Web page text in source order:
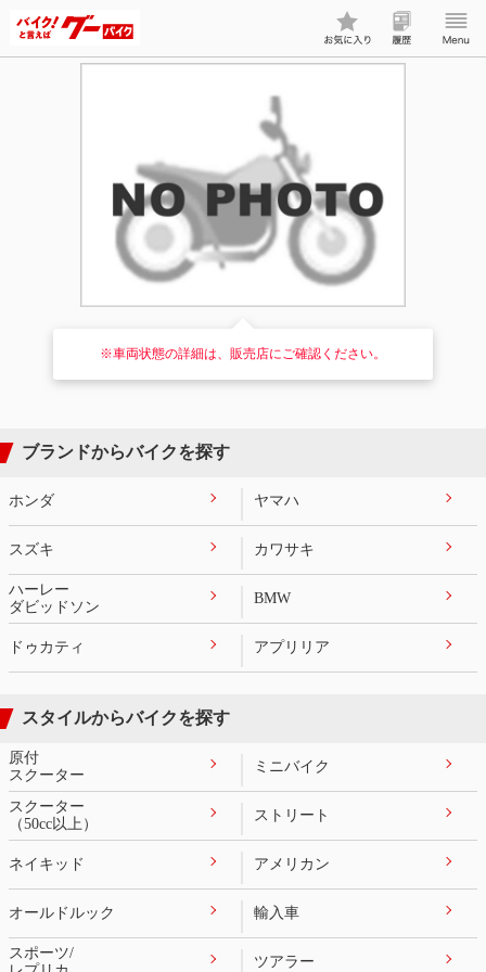
※車両状態の詳細は、販売店にご確認ください。
ブランドからバイクを探す
ホンダ ヤマハ
スズキ カワサキ
ハーレー
ダビッドソン
BMW
ドゥカティ アプリリア
スタイルからバイクを探す
原付
スクーター
ミニバイク
スクーター
（50cc以上）
ストリート
ネイキッド アメリカン
オールドルック 輸入車
スポーツ/
ツアラー